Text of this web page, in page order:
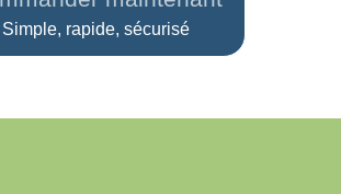
Simple, rapide, sécurisé